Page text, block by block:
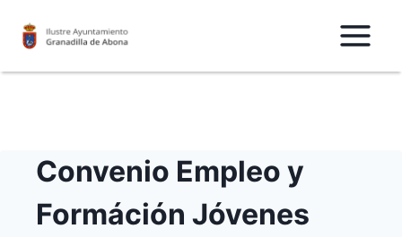
Convenio Empleo y
Formáción Jóvenes